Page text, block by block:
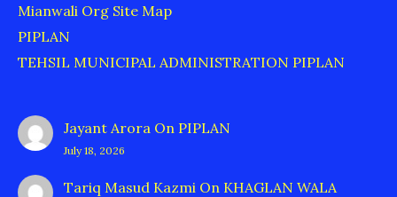
Mianwali Org Site Map
PIPLAN
TEHSIL MUNICIPAL ADMINISTRATION PIPLAN
Jayant Arora On PIPLAN
July 18, 2026
Tariq Masud Kazmi On KHAGLAN WALA